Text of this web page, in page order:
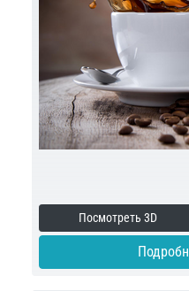
Посмотреть 3D